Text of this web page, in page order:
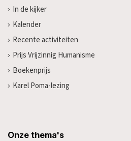
In de kijker
Kalender
Recente activiteiten
Prijs Vrijzinnig Humanisme
Boekenprijs
Karel Poma-lezing
Onze thema's